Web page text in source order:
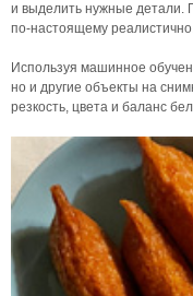
и выделить нужные детали.
по‑настоящему
Используя машинное
но и другие объекты на
резкость, цвета и баланс